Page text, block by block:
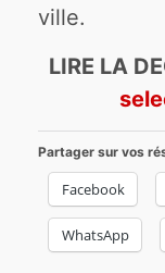
ville.
LIRE LA
Partager sur vos
Facebook
WhatsApp